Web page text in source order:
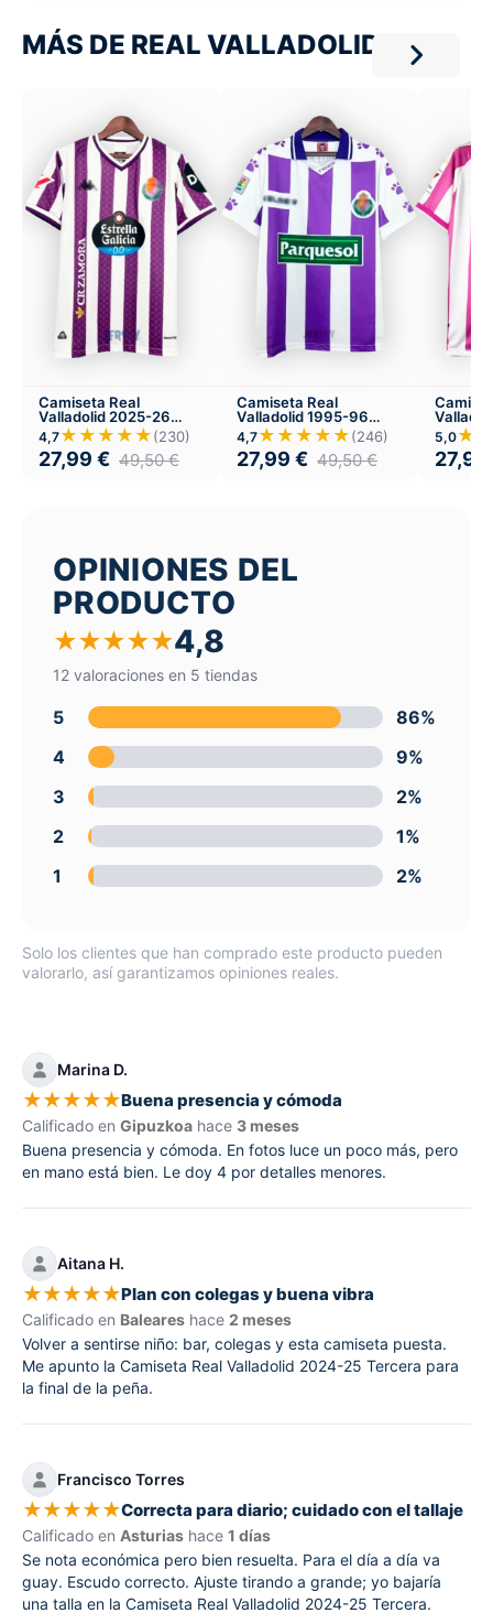
MÁS DE REAL VALLADOLID
Camiseta Real
Valladolid 2025-26
Local
4,7★★★★★(230)
27,99 € 49,50€
Camiseta Real
Valladolid 1995-96
Local
4,7★★★★★(246)
27,99 € 49,50€
Local
5,0
27,99
OPINIONES DEL
PRODUCTO
★★★★★4,8
12 valoraciones en 5 tiendas
5
86%
4
9%
3
2%
2
1%
1
2%
Solo los clientes que han comprado este producto pueden
valorarlo, así garantizamos opiniones reales.
Marina D.
★★★★★Buena presencia y cómoda
Calificado en Gipuzkoa hace 3 meses
Buena presencia y cómoda. En fotos luce un poco más, pero
en mano está bien. Le doy 4 por detalles menores.
Aitana H.
★★★★★Plan con colegas y buena vibra
Calificado en Baleares hace 2 meses
Volver a sentirse niño: bar, colegas y esta camiseta puesta.
Me apunto la Camiseta Real Valladolid 2024-25 Tercera para
la final de la peña.
Francisco Torres
★★★★★Correcta para diario; cuidado con el tallaje
Calificado en Asturias hace 1 días
Se nota económica pero bien resuelta. Para el día a día va
guay. Escudo correcto. Ajuste tirando a grande; yo bajaría
una talla en la Camiseta Real Valladolid 2024-25 Tercera.